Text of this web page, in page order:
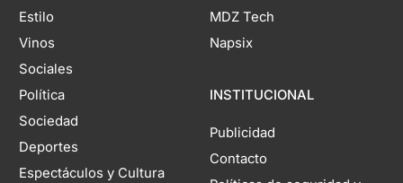
Estilo
Vinos
Sociales
Política
Sociedad
Deportes
Espectáculos y Cultura
MDZ Tech
Napsix
INSTITUCIONAL
Publicidad
Contacto